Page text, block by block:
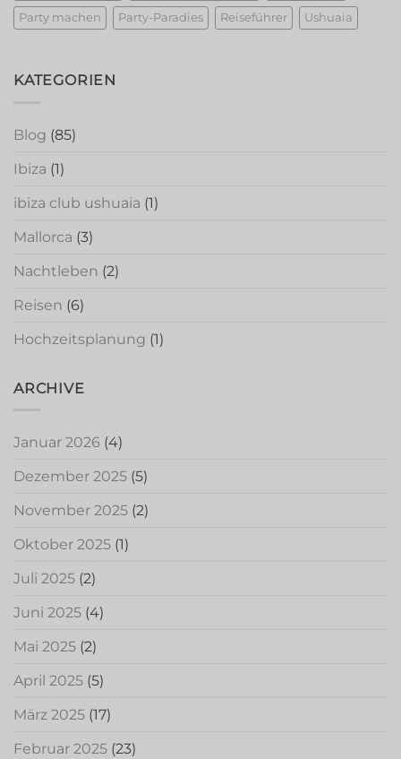
Party machen Party-Paradies Reiseführer Ushuaia
KATEGORIEN
Blog (85)
Ibiza (1)
ibiza club ushuaia (1)
Mallorca (3)
Nachtleben (2)
Reisen (6)
Hochzeitsplanung (1)
ARCHIVE
Januar 2026 (4)
Dezember 2025 (5)
November 2025 (2)
Oktober 2025 (1)
Juli 2025 (2)
Juni 2025 (4)
Mai 2025 (2)
April 2025 (5)
März 2025 (17)
Februar 2025 (23)